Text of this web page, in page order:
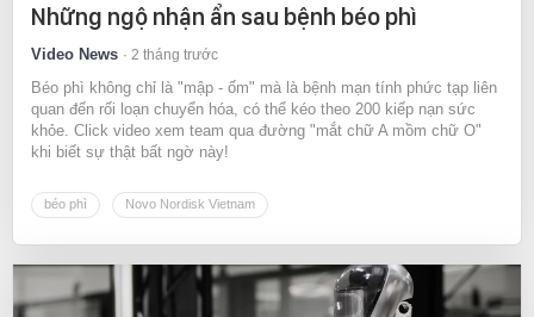
Những ngộ nhận ẩn sau bệnh béo phì
Video News 2 tháng trước
Béo phì không chỉ là "mập - ốm" mà là bệnh mạn tính phức tạp liên
quan đến rối loạn chuyển hóa, có thể kéo theo 200 kiếp nạn sức
khỏe. Click video xem team qua đường "mắt chữ A mồm chữ O"
khi biết sự thật bất ngờ này!
béo phì Novo Nordisk Vietnam